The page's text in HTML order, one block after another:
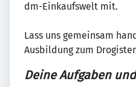
dm-Einkaufswelt mit.
Lass uns gemeinsam
Ausbildung zum
Deine Aufgaben